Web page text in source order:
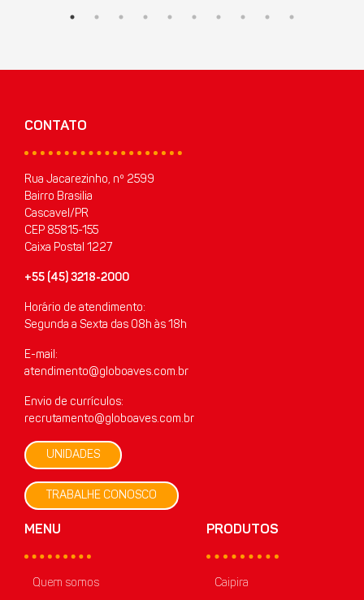
CONTATO
Rua Jacarezinho, nº 2599
Bairro Brasilia
Cascavel/PR
CEP 85815-155
Caixa Postal 1227
+55 (45) 3218-2000
Horário de atendimento:
Segunda a Sexta das 08h às 18h
E-mail:
atendimento@globoaves.com.br
Envio de currículos:
recrutamento@globoaves.com.br
UNIDADES
TRABALHE CONOSCO
MENU
Quem somos
PRODUTOS
Caipira